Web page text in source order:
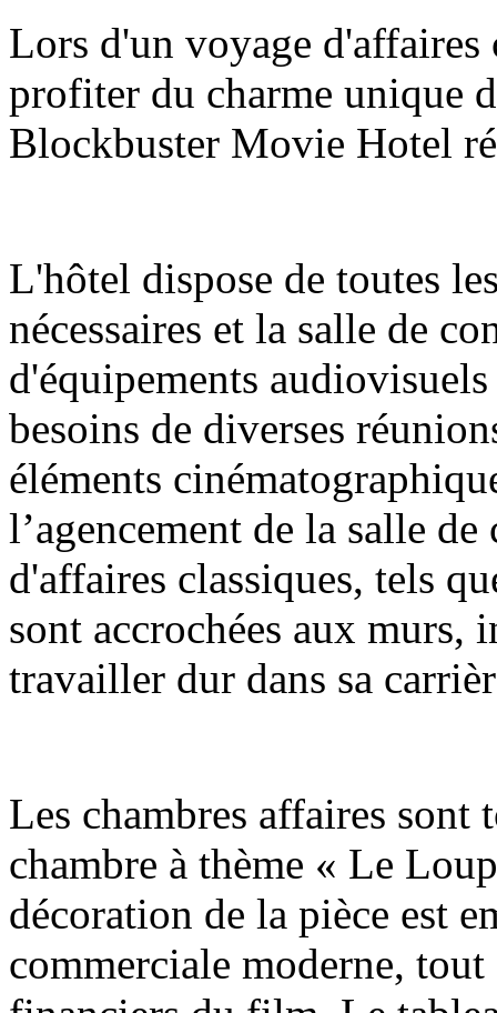
Lors d'un voyage d'affaires
profiter du charme unique
Blockbuster Movie Hotel
L'hôtel dispose de toutes
nécessaires et la salle de
d'équipements
besoins de diverses
éléments
l’agencement de la salle
d'affaires classiques, tels
sont accrochées aux murs,
travailler dur dans sa
Les chambres affaires sont
chambre à thème « Le
décoration de la pièce est
commerciale moderne,